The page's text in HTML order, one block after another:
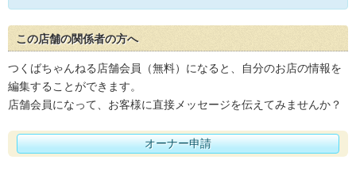
この店舗の関係者の方へ
つくばちゃんねる店舗会員（無料）になると、自分のお店の情報を
編集することができます。
店舗会員になって、お客様に直接メッセージを伝えてみませんか？
オーナー申請